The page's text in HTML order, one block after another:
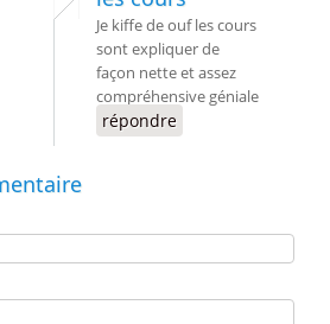
Je kiffe de ouf les cours
sont expliquer de
façon nette et assez
compréhensive géniale
répondre